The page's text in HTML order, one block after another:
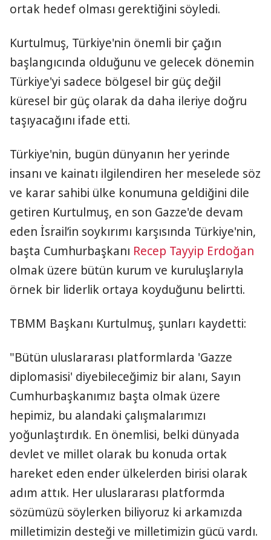
ortak hedef olması gerektiğini söyledi.
Kurtulmuş, Türkiye'nin önemli bir çağın
başlangıcında olduğunu ve gelecek dönemin
Türkiye'yi sadece bölgesel bir güç değil
küresel bir güç olarak da daha ileriye doğru
taşıyacağını ifade etti.
Türkiye'nin, bugün dünyanın her yerinde
insanı ve kainatı ilgilendiren her meselede söz
ve karar sahibi ülke konumuna geldiğini dile
getiren Kurtulmuş, en son Gazze'de devam
eden İsrail’in soykırımı karşısında Türkiye'nin,
başta Cumhurbaşkanı Recep Tayyip Erdoğan
olmak üzere bütün kurum ve kuruluşlarıyla
örnek bir liderlik ortaya koyduğunu belirtti.
TBMM Başkanı Kurtulmuş, şunları kaydetti:
"Bütün uluslararası platformlarda 'Gazze
diplomasisi' diyebileceğimiz bir alanı, Sayın
Cumhurbaşkanımız başta olmak üzere
hepimiz, bu alandaki çalışmalarımızı
yoğunlaştırdık. En önemlisi, belki dünyada
devlet ve millet olarak bu konuda ortak
hareket eden ender ülkelerden birisi olarak
adım attık. Her uluslararası platformda
sözümüzü söylerken biliyoruz ki arkamızda
milletimizin desteği ve milletimizin gücü vardı.